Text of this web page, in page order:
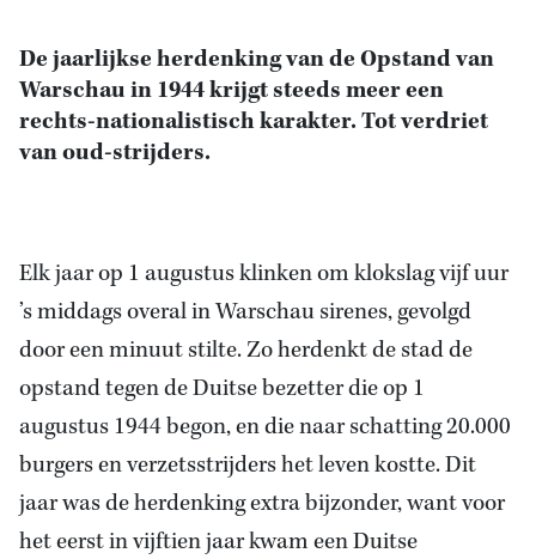
De jaarlijkse herdenking van de Opstand van
Warschau in 1944 krijgt steeds meer een
rechts-nationalistisch karakter. Tot verdriet
van oud-strijders.
Elk jaar op 1 augustus klinken om klokslag vijf uur
’s middags overal in Warschau sirenes, gevolgd
door een minuut stilte. Zo herdenkt de stad de
opstand tegen de Duitse bezetter die op 1
augustus 1944 begon, en die naar schatting 20.000
burgers en verzetsstrijders het leven kostte. Dit
jaar was de herdenking extra bijzonder, want voor
het eerst in vijftien jaar kwam een Duitse